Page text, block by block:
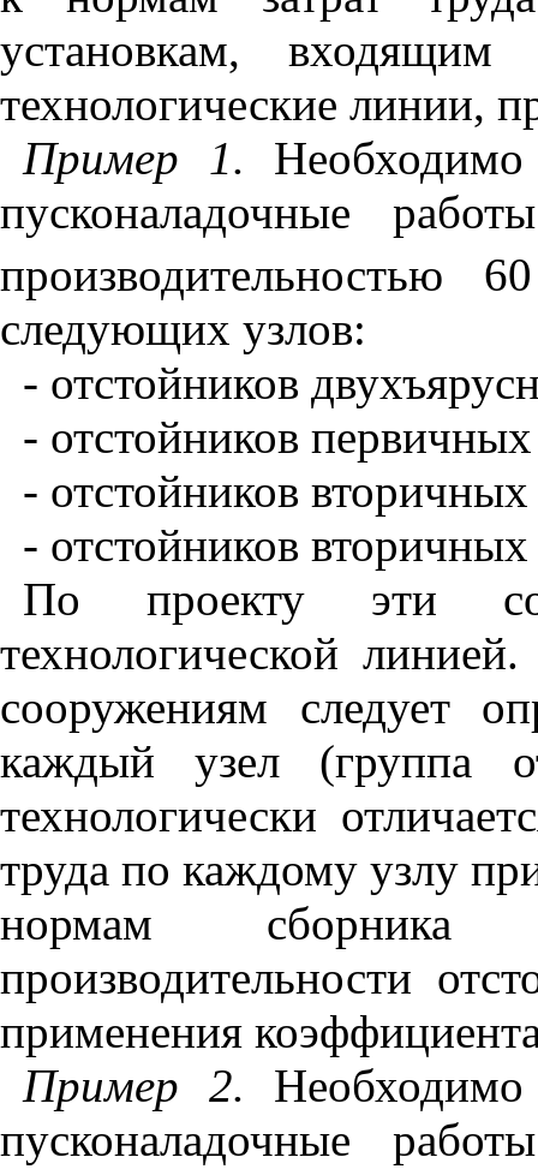
установкам,
технологические линии,
Пример 1. Необходимо
пусконаладочные
производительностью
следующих узлов:
- отстойников
- отстойников
- отстойников
- отстойников
По проекту эти
технологической
сооружениям следует
каждый узел (группа
технологически
труда по каждому узлу
нормам
производительности
применения
Пример 2. Необходимо
пусконаладочные